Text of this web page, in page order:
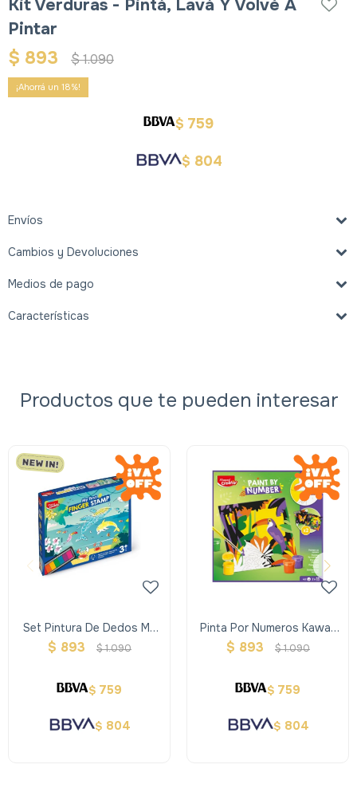
Kit Verduras - Pintá, Lavá Y Volvé A
Pintar
$ 893 $1.090
18
$ 759
$ 804
Envíos
Cambios y Devoluciones
Medios de pago
Características
Productos que te pueden interesar
Set Pintura De Dedos My
First Stamp Maped Creativ
$ 893 $1.090
$ 759
$ 804
Pinta Por Numeros Kawaii
Sweet- Maped Creativ
$ 893 $1.090
$ 759
$ 804